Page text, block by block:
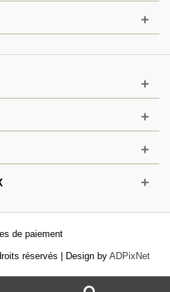
réservés | Design by ADPixNet